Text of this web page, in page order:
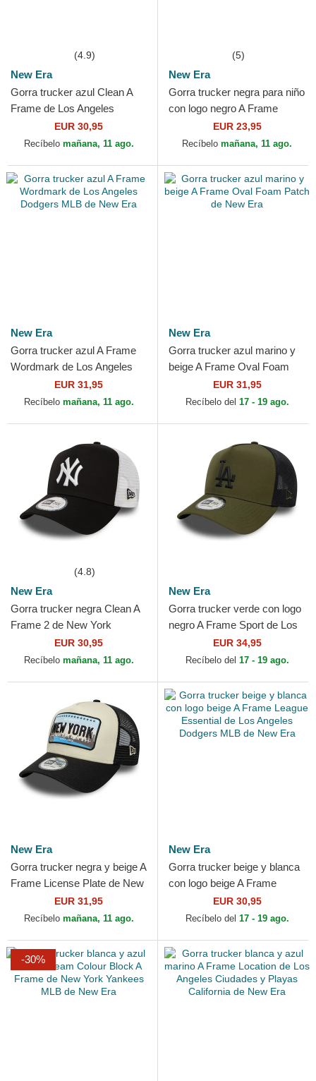
(4.9)
New Era
Gorra trucker azul Clean A
Frame de Los Angeles
Dodgers MLB de New Era
EUR 30,95
Recíbelo mañana, 11 ago.
(5)
New Era
Gorra trucker negra para niño
con logo negro A Frame
Clean de New York Yankees
MLB de New Era
EUR 23,95
Recíbelo mañana, 11 ago.
New Era
Gorra trucker azul A Frame
Wordmark de Los Angeles
Dodgers MLB de New Era
EUR 31,95
Recíbelo mañana, 11 ago.
New Era
Gorra trucker azul marino y
beige A Frame Oval Foam
Patch de New Era
EUR 31,95
Recíbelo del 17 - 19 ago.
(4.8)
New Era
Gorra trucker negra Clean A
Frame 2 de New York
Yankees MLB de New Era
EUR 30,95
Recíbelo mañana, 11 ago.
New Era
Gorra trucker verde con logo
negro A Frame Sport de Los
Angeles Dodgers MLB de
New Era
EUR 34,95
Recíbelo del 17 - 19 ago.
New Era
Gorra trucker negra y beige A
Frame License Plate de New
York de New Era
EUR 31,95
Recíbelo mañana, 11 ago.
New Era
Gorra trucker beige y blanca
con logo beige A Frame
League Essential de Los
Angeles Dodgers MLB...
EUR 30,95
Recíbelo del 17 - 19 ago.
-30%